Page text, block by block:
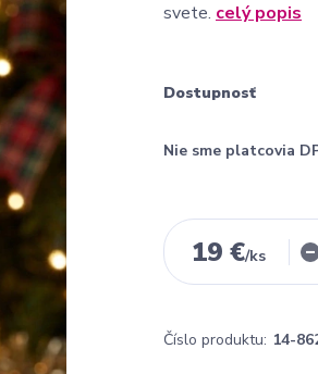
svete. celý popis
Dostupnosť
Nie sme platcovia
19 €/ks
Číslo produktu: 14-